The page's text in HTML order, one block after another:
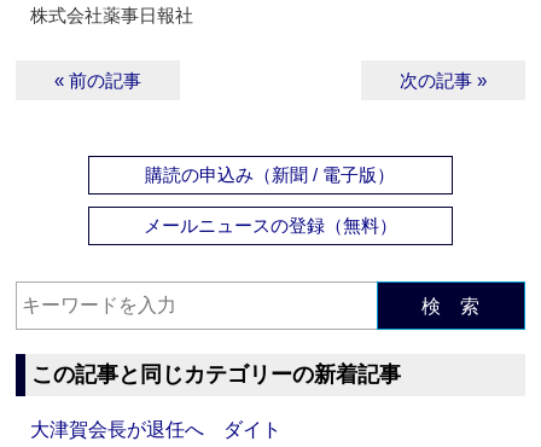
株式会社薬事日報社
« 前の記事 次の記事 »
購読の申込み（新聞 / 電子版）
メールニュースの登録（無料）
検 索
この記事と同じカテゴリーの新着記事
大津賀会長が退任へ ダイト